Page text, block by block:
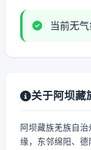
当前无
关于阿坝藏
阿坝藏族羌族自
缘，东邻绵阳、